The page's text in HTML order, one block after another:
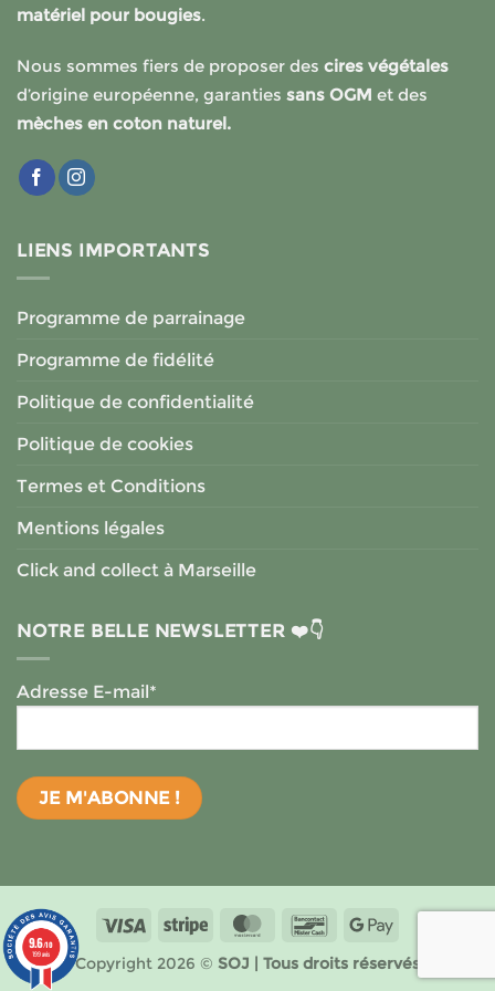
choisies
du
produit
page
du
matériel pour bougies.
Nous sommes fiers de proposer des cires végétales
d’origine européenne, garanties sans OGM et des
mèches en coton naturel.
LIENS IMPORTANTS
Programme de parrainage
Programme de fidélité
Politique de confidentialité
Politique de cookies
Termes et Conditions
Mentions légales
Click and collect à Marseille
NOTRE BELLE NEWSLETTER ❤️👇
Adresse E-mail*
Visa Stripe MasterCardBancontactGoogle
Copyright 2026 © SOJ | Tous droits réservés
9.6/10
199 avis